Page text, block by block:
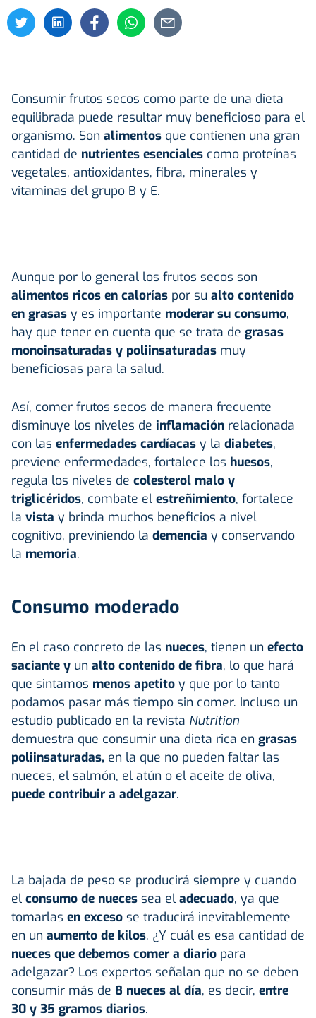
Consumir frutos secos como parte de una dieta
equilibrada puede resultar muy beneficioso para el
organismo. Son alimentos que contienen una gran
cantidad de nutrientes esenciales como proteínas
vegetales, antioxidantes, fibra, minerales y
vitaminas del grupo B y E.
Aunque por lo general los frutos secos son
alimentos ricos en calorías por su alto contenido
en grasas y es importante moderar su consumo,
hay que tener en cuenta que se trata de grasas
monoinsaturadas y poliinsaturadas muy
beneficiosas para la salud.
Así, comer frutos secos de manera frecuente
disminuye los niveles de inflamación relacionada
con las enfermedades cardíacas y la diabetes,
previene enfermedades, fortalece los huesos,
regula los niveles de colesterol malo y
triglicéridos, combate el estreñimiento, fortalece
la vista y brinda muchos beneficios a nivel
cognitivo, previniendo la demencia y conservando
la memoria.
Consumo moderado
En el caso concreto de las nueces, tienen un efecto
saciante y un alto contenido de fibra, lo que hará
que sintamos menos apetito y que por lo tanto
podamos pasar más tiempo sin comer. Incluso un
estudio publicado en la revista Nutrition
demuestra que consumir una dieta rica en grasas
poliinsaturadas, en la que no pueden faltar las
nueces, el salmón, el atún o el aceite de oliva,
puede contribuir a adelgazar.
La bajada de peso se producirá siempre y cuando
el consumo de nueces sea el adecuado, ya que
tomarlas en exceso se traducirá inevitablemente
en un aumento de kilos. ¿Y cuál es esa cantidad de
nueces que debemos comer a diario para
adelgazar? Los expertos señalan que no se deben
consumir más de 8 nueces al día, es decir, entre
30 y 35 gramos diarios.